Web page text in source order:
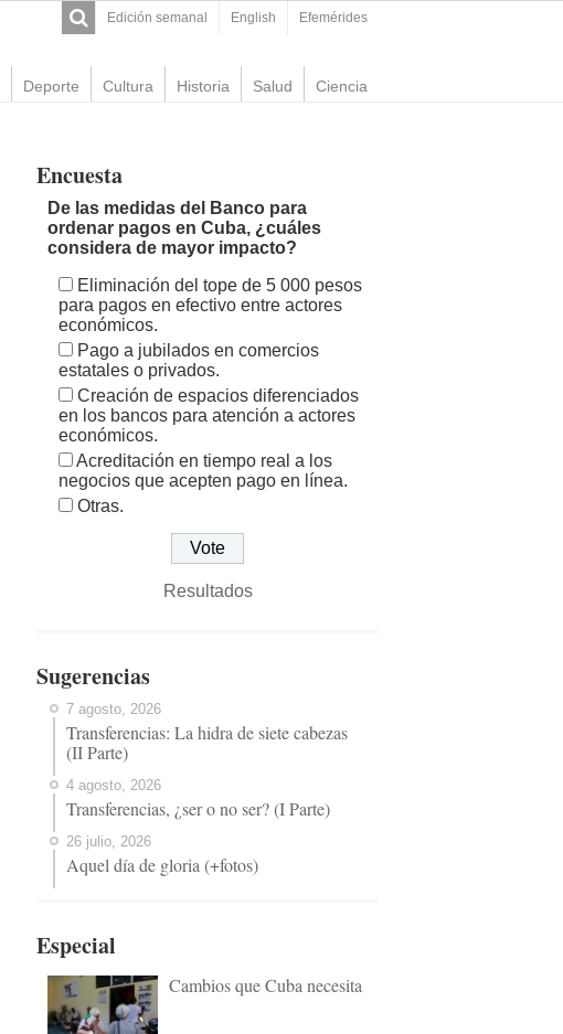
Edición semanal English Efemérides
Deporte Cultura Historia Salud Ciencia
Encuesta
De las medidas del Banco para
ordenar pagos en Cuba, ¿cuáles
considera de mayor impacto?
Eliminación del tope de 5 000 pesos
para pagos en efectivo entre actores
económicos.
Pago a jubilados en comercios
estatales o privados.
Creación de espacios diferenciados
en los bancos para atención a actores
económicos.
Acreditación en tiempo real a los
negocios que acepten pago en línea.
Otras.
Resultados
Sugerencias
7 agosto, 2026
Transferencias: La hidra de siete cabezas
(II Parte)
4 agosto, 2026
Transferencias, ¿ser o no ser? (I Parte)
26 julio, 2026
Aquel día de gloria (+fotos)
Especial
Cambios que Cuba necesita